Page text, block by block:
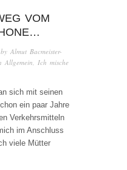
VOM
byAlmut Bacmeister-
Allgemein
Ich mische
sich mit seinen
ein paar Jahre
Verkehrsmitteln
im Anschluss
viele Mütter